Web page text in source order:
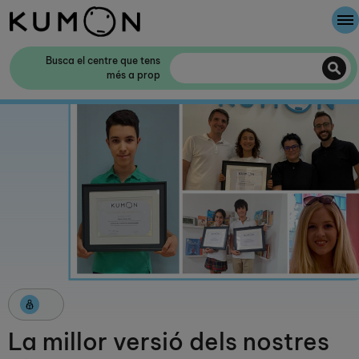
Busca el centre que tens
més a prop
La millor versió dels nostres
Et donem la benvinguda a Kumon
El mètode Kumon
La història de Kumon
Col·laboració amb les escoles